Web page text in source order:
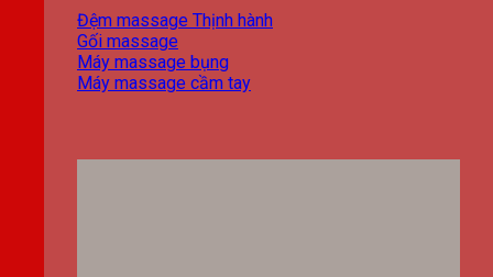
Đệm massage
Gối massage
Máy massage bụng
Máy massage cầm tay